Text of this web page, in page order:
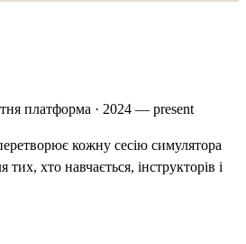
платформа · 2024 — present
кожну сесію симулятора
тих, хто навчається, інструкторів і